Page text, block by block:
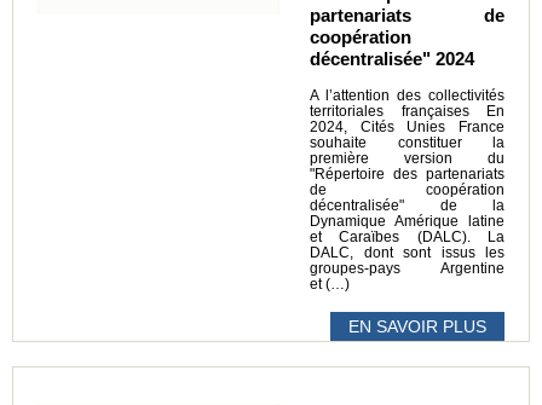
partenariats de
coopération
décentralisée" 2024
A l’attention des collectivités
territoriales françaises En
2024, Cités Unies France
souhaite constituer la
première version du
"Répertoire des partenariats
de coopération
décentralisée" de la
Dynamique Amérique latine
et Caraïbes (DALC). La
DALC, dont sont issus les
groupes-pays Argentine
et (…)
EN SAVOIR PLUS